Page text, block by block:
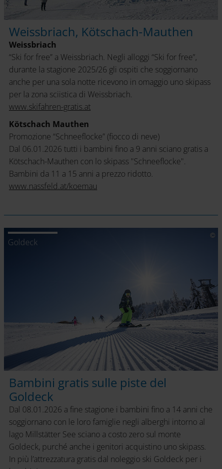
Weissbriach, Kötschach-Mauthen
Weissbriach
“Ski for free” a Weissbriach. Negli alloggi “Ski for free”,
durante la stagione 2025/26 gli ospiti che soggiornano
anche per una sola notte ricevono in omaggio uno skipass
per la zona sciistica di Weissbriach.
www.skifahren-gratis.at
Kötschach Mauthen
Promozione “Schneeflocke” (fiocco di neve)
Dal 06.01.2026 tutti i bambini fino a 9 anni sciano gratis a
Kötschach-Mauthen con lo skipass "Schneeflocke".
Bambini da 11 a 15 anni a prezzo ridotto.
www.nassfeld.at/koemau
Goldeck
Bambini gratis sulle piste del
Goldeck
Dal 08.01.2026 a fine stagione i bambini fino a 14 anni che
soggiornano con le loro famiglie negli alberghi intorno al
lago Millstätter See sciano a costo zero sul monte
Goldeck, purché anche i genitori acquistino uno skipass.
In più l’attrezzatura gratis dal noleggio ski Goldeck per i